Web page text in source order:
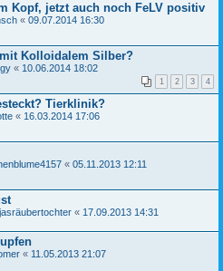
Kopf, jetzt auch noch FeLV positiv
« 09.07.2014 16:30
Kolloidalem Silber?
« 10.06.2014 18:02
1 2 3 4
Tierklinik?
« 16.03.2014 17:06
« 05.11.2013 12:11
« 17.09.2013 14:31
« 11.05.2013 21:07